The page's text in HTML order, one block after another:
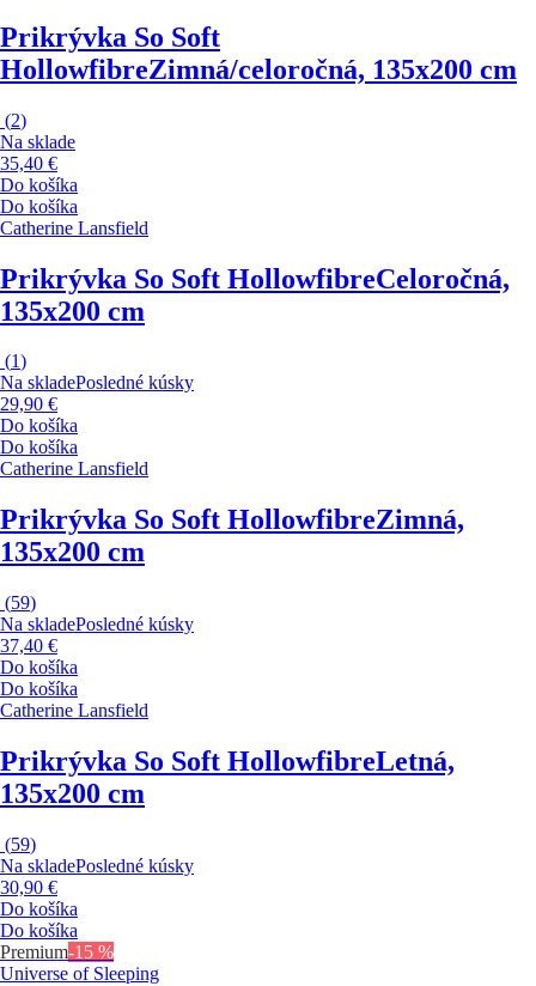
Prikrývka So Soft
HollowfibreZimná/celoročná, 135x200 cm
(2)
Na sklade
35,40 €
Do košíka
Do košíka
Catherine Lansfield
Prikrývka So Soft HollowfibreCeloročná,
135x200 cm
(1)
Na skladePosledné kúsky
29,90 €
Do košíka
Do košíka
Catherine Lansfield
Prikrývka So Soft HollowfibreZimná,
135x200 cm
(59)
Na skladePosledné kúsky
37,40 €
Do košíka
Do košíka
Catherine Lansfield
Prikrývka So Soft HollowfibreLetná,
135x200 cm
(59)
Na skladePosledné kúsky
30,90 €
Do košíka
Do košíka
Premium-15 %
Universe of Sleeping